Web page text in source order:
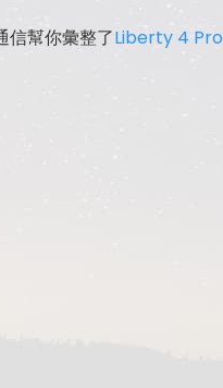
信幫你彙整了Liberty 4 Pro